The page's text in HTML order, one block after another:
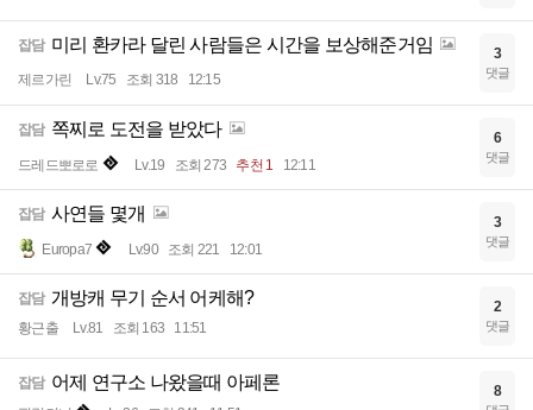
잡담 미리 환카라 달린 사람들은 시간을 보상해준거임
제르가린 Lv.75 조회 318 12:15
3
댓글
잡담 쪽찌로 도전을 받았다
드레드뽀로로 Lv.19 조회 273 추천 1 12:11
6
댓글
잡담 사연들 몇개
Europa7 Lv.90 조회 221 12:01
3
댓글
잡담 개방캐 무기 순서 어케해?
황근출 Lv.81 조회 163 11:51
2
댓글
잡담 어제 연구소 나왔을때 아페론 8